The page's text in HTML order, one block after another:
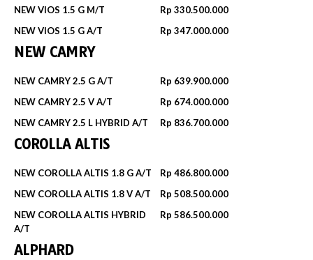
NEW VIOS 1.5 G M/T
Rp 330.500.000
NEW VIOS 1.5 G A/T
Rp 347.000.000
NEW CAMRY
NEW CAMRY 2.5 G A/T
Rp 639.900.000
NEW CAMRY 2.5 V A/T
Rp 674.000.000
NEW CAMRY 2.5 L HYBRID A/T
Rp 836.700.000
COROLLA ALTIS
NEW COROLLA ALTIS 1.8 G A/T
Rp 486.800.000
NEW COROLLA ALTIS 1.8 V A/T
Rp 508.500.000
NEW COROLLA ALTIS HYBRID
A/T
Rp 586.500.000
ALPHARD